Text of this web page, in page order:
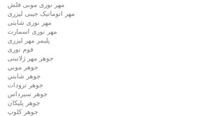
مهر نوری موبی فلش
مهر اتوماتیک جیبی لیزری
مهر نوری شاینی
مهر نوری اسمارت
پلیمر مهر لیزری
فوم نوری
جوهر مهر ژلاتینی
جوهر موبي
جوهر شايني
جوهر ترودات
جوهر سيرداس
جوهر پلیکان
جوهر کلوپ